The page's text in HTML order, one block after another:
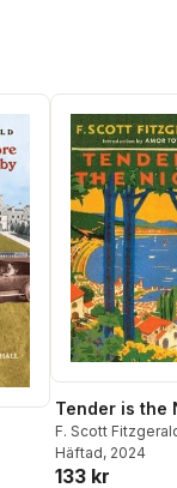
Tender is the
F. Scott
Häftad, 2024
133 kr